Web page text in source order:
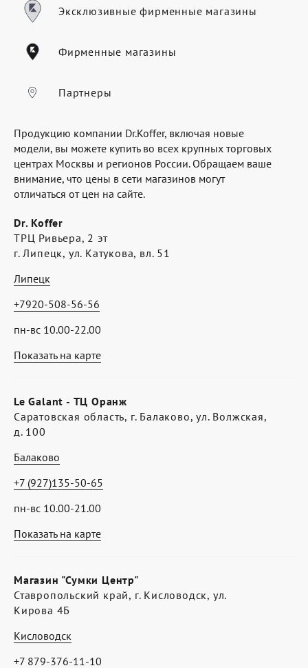
Контакты
Программа лояльности
данных
Эксклюзивные фирменные магазины
Фирменные магазины
Партнеры
Продукцию компании Dr.Koffer, включая новые
модели, вы можете купить во всех крупных торговых
центрах Москвы и регионов России. Обращаем ваше
внимание, что цены в сети магазинов могут
отличаться от цен на сайте.
Показать на карте
Dr. Koffer
ТРЦ Ривьера, 2 эт
г. Липецк, ул. Катукова, вл. 51
Липецк
пн-вс 10.00-22.00
+7920-508-56-56
Показать на карте
Le Galant - ТЦ Оранж
Саратовская область, г. Балаково, ул. Волжская,
д. 100
Балаково
пн-вс 10.00-21.00
+7 (927)135-50-65
Магазин "Сумки Центр"
Ставропольский край, г. Кисловодск, ул.
Кирова 4Б
Кисловодск
+7 879-376-11-10